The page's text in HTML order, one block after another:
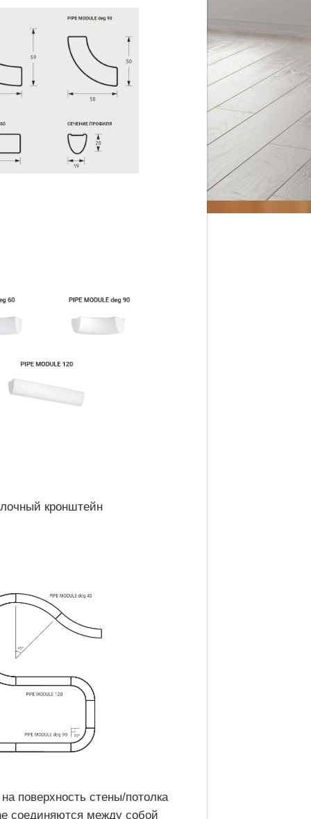
кронштейн
поверхность стены/потолка
соединяются между собой